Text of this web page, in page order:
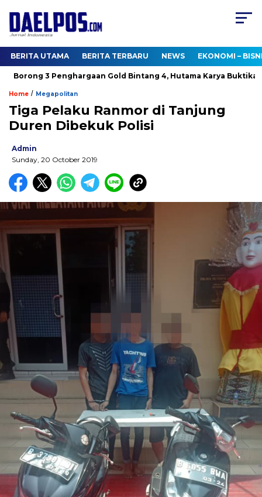
BERITA UTAMA BERITA TERBARU NEWS EKONOMI –
3 Penghargaan Gold Bintang 4, Hutama Karya Buktikan
Home / Megapolitan
Tiga Pelaku Ranmor di Tanjung
Duren Dibekuk Polisi
Admin
Sunday, 20 October 2019